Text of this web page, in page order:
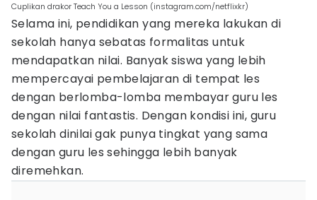
Cuplikan drakor Teach You a Lesson (instagram.com/netflixkr)
Selama ini, pendidikan yang mereka lakukan di
sekolah hanya sebatas formalitas untuk
mendapatkan nilai. Banyak siswa yang lebih
mempercayai pembelajaran di tempat les
dengan berlomba-lomba membayar guru les
dengan nilai fantastis. Dengan kondisi ini, guru
sekolah dinilai gak punya tingkat yang sama
dengan guru les sehingga lebih banyak
diremehkan.